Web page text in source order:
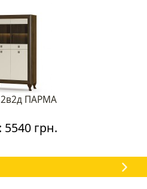
ПАРМА
грн.